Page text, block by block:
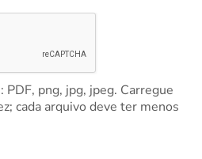
png, jpg, jpeg. Carregue
cada arquivo deve ter menos